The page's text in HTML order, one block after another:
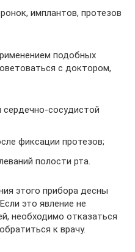
имплантов, протезов
подобных
с доктором,
сердечно-сосудистой
фиксации протезов;
полости рта.
этого прибора десны
это явление не
необходимо отказаться
к врачу.